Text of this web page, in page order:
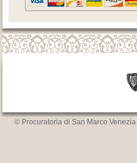
© Procuratoria di San Marco Venezia |